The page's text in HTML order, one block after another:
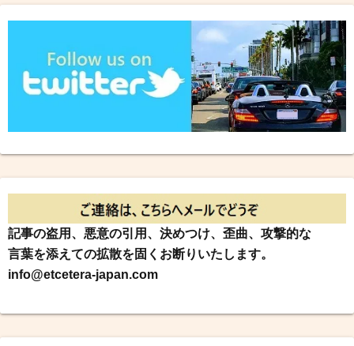
記事の盗用、悪意の引用、決めつけ、歪曲、攻撃的な
言葉を添えての拡散を固くお断りいたします。
info@etcetera-japan.com